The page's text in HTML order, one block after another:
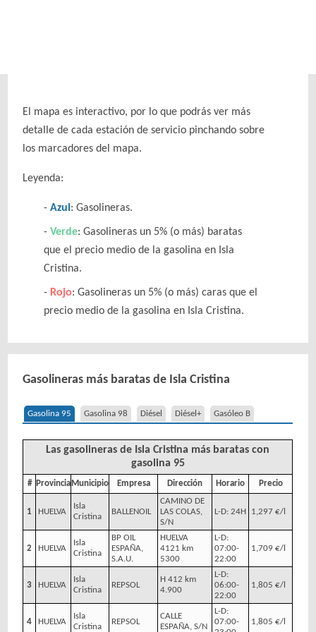
El mapa es interactivo, por lo que podrás ver más
detalle de cada estación de servicio pinchando sobre
los marcadores del mapa.
Leyenda:
Azul : Gasolineras.
Verde: Gasolineras un 5% (o más) baratas
que el precio medio de la gasolina en Isla
Cristina.
Rojo: Gasolineras un 5% (o más) caras que el
precio medio de la gasolina en Isla Cristina.
Gasolineras más baratas de Isla Cristina
Gasolina 95 Gasolina 98 Diésel Diésel+ Gasóleo B
Las gasolineras de Isla Cristina más baratas con
gasolina 95
# Provincia Municipio Empresa Dirección Horario Precio
1 HUELVA
Isla
Cristina
BALLENOIL
CAMINO DE
LAS COLAS,
S/N
L-D: 24H 1,297 €/l
2 HUELVA
Isla
Cristina
BP OIL
ESPAÑA,
S.A.U.
HUELVA
4121 km
5300
L-D:
07:00-
22:00
1,709 €/l
3 HUELVA
Isla
Cristina
REPSOL
H 412 km
4.900
L-D:
06:00-
22:00
1,805 €/l
4 HUELVA
Isla
Cristina
REPSOL
CALLE
ESPAÑA, S/N
L-D:
07:00-
1,805 €/l